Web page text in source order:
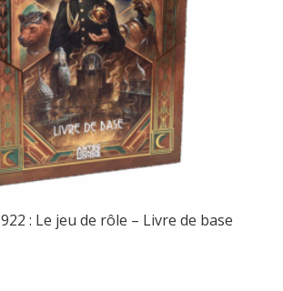
: Le jeu de rôle – Livre de base